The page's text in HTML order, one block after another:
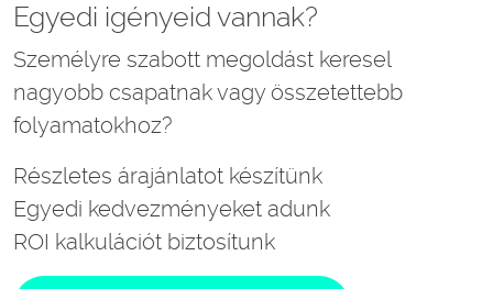
Egyedi igényeid vannak?
Személyre szabott megoldást keresel
nagyobb csapatnak vagy összetettebb
folyamatokhoz?
Részletes árajánlatot készítünk
Egyedi kedvezményeket adunk
ROI kalkulációt biztosítunk